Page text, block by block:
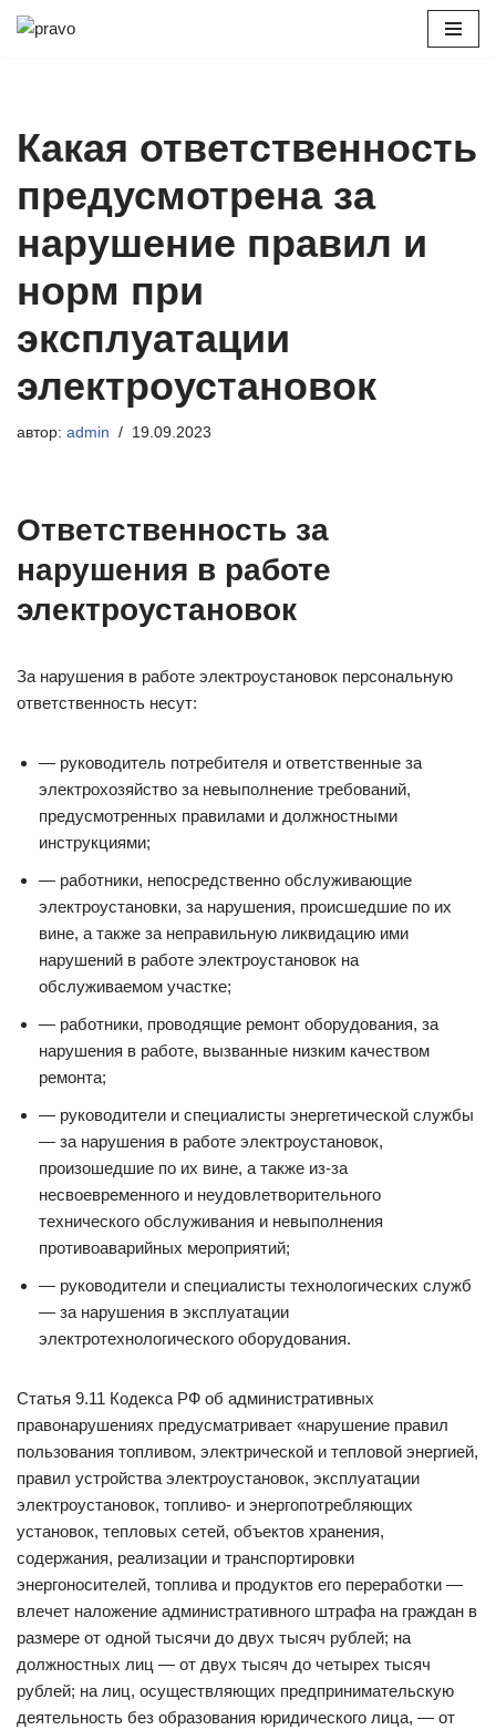
Какая ответственность
предусмотрена за
нарушение правил и
норм при
эксплуатации
электроустановок
автор: admin 19.09.2023
Ответственность за
нарушения в работе
электроустановок
За нарушения в работе электроустановок персональную
ответственность несут:
— руководитель потребителя и ответственные за
электрохозяйство за невыполнение требований,
предусмотренных правилами и должностными
инструкциями;
— работники, непосредственно обслуживающие
электроустановки, за нарушения, происшедшие по их
вине, а также за неправильную ликвидацию ими
нарушений в работе электроустановок на
обслуживаемом участке;
— работники, проводящие ремонт оборудования, за
нарушения в работе, вызванные низким качеством
ремонта;
— руководители и специалисты энергетической службы
— за нарушения в работе электроустановок,
произошедшие по их вине, а также из-за
несвоевременного и неудовлетворительного
технического обслуживания и невыполнения
противоаварийных мероприятий;
— руководители и специалисты технологических служб
— за нарушения в эксплуатации
электротехнологического оборудования.
Статья 9.11 Кодекса РФ об административных
правонарушениях предусматривает «нарушение правил
пользования топливом, электрической и тепловой энергией,
правил устройства электроустановок, эксплуатации
электроустановок, топливо- и энергопотребляющих
установок, тепловых сетей, объектов хранения,
содержания, реализации и транспортировки
энергоносителей, топлива и продуктов его переработки —
влечет наложение административного штрафа на граждан в
размере от одной тысячи до двух тысяч рублей; на
должностных лиц — от двух тысяч до четырех тысяч
рублей; на лиц, осуществляющих предпринимательскую
деятельность без образования юридического лица, — от